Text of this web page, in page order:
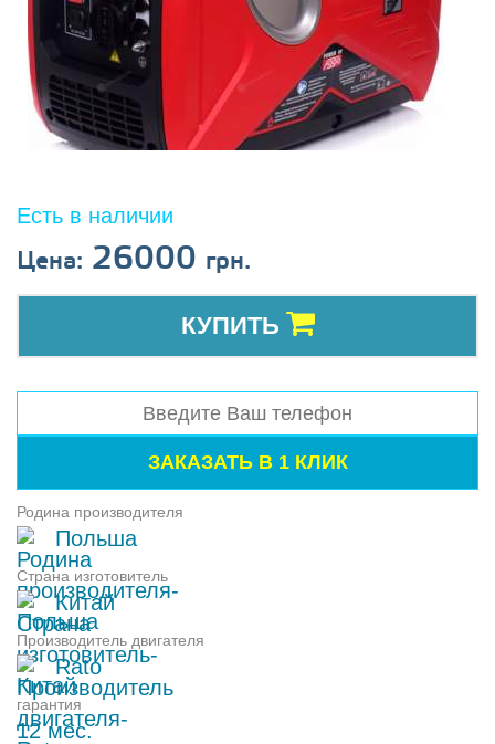
Есть в наличии
Цена: 26000 грн.
КУПИТЬ
Родина производителя
Польша
Страна изготовитель
Китай
Производитель двигателя
Rato
гарантия
12 мес.